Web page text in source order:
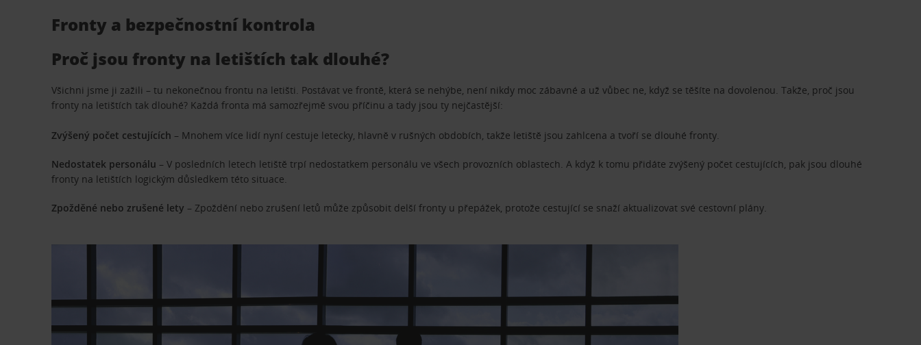
Fronty a bezpečnostní kontrola
Proč jsou fronty na letištích tak dlouhé?
Všichni jsme ji zažili – tu nekonečnou frontu na letišti. Postávat ve frontě, která se nehýbe, není nikdy moc zábavné a už vůbec ne, když se těšíte na dovolenou. Takže, proč jsou
fronty na letištích tak dlouhé? Každá fronta má samozřejmě svou příčinu a tady jsou ty nejčastější:
Zvýšený počet cestujících – Mnohem více lidí nyní cestuje letecky, hlavně v rušných obdobích, takže letiště jsou zahlcena a tvoří se dlouhé fronty.
Nedostatek personálu – V posledních letech letiště trpí nedostatkem personálu ve všech provozních oblastech. A když k tomu přidáte zvýšený počet cestujících, pak jsou dlouhé
fronty na letištích logickým důsledkem této situace.
Zpožděné nebo zrušené lety – Zpoždění nebo zrušení letů může způsobit delší fronty u přepážek, protože cestující se snaží aktualizovat své cestovní plány.